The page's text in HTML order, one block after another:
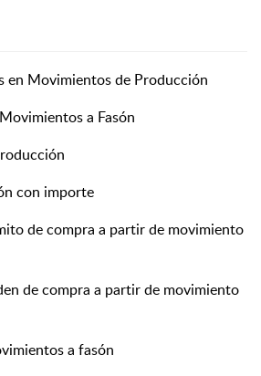
en Movimientos de Producción
a Fasón
con importe
de compra a partir de movimiento
de compra a partir de movimiento
a fasón